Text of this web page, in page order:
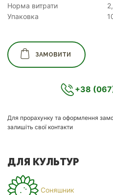
Норма витрати
Упаковка
ЗАМОВИТИ
+38
Для прорахунку та оформлення
залишіть свої контакти
ДЛЯ КУЛЬТУР
Соняшник